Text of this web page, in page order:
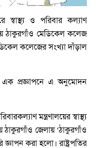
স্বাস্থ্য ও পরিবার কল্যাণ
ঠাকুরগাঁও মেডিকেল কলেজ
কলেজের সংখ্যা দাঁড়াল
এক প্রজ্ঞাপনে এ অনুমোদন
মন্ত্রণালয়ের স্বাস্থ্য
ঠাকুরগাঁও জেলায় ‘ঠাকুরগাঁও
জ্ঞাপন করা হলো। রাষ্ট্রপতির